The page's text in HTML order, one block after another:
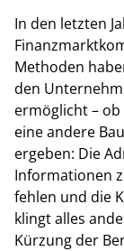
In den letzten
Methoden
den
ermöglicht – ob
eine andere
ergeben: Die
Informationen
fehlen und die
klingt alles
Kürzung der